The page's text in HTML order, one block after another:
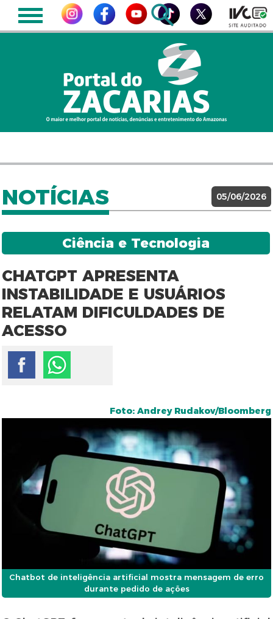
NOTÍCIAS 05/06/2026
Ciência e Tecnologia
CHATGPT APRESENTA
INSTABILIDADE E USUÁRIOS
RELATAM DIFICULDADES DE
ACESSO
Foto: Andrey Rudakov/Bloomberg
Chatbot de inteligência artificial mostra mensagem de erro
durante pedido de ações